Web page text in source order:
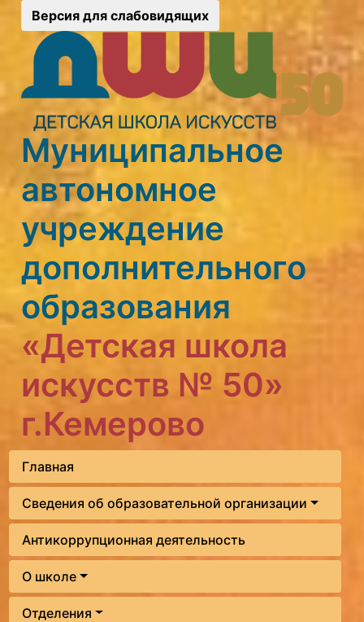
Версия для слабовидящих
Муниципальное
автономное
учреждение
дополнительного
образования
«Детская школа
искусств № 50»
г.Кемерово
Главная
Сведения об образовательной организации
Антикоррупционная деятельность
О школе
Отделения